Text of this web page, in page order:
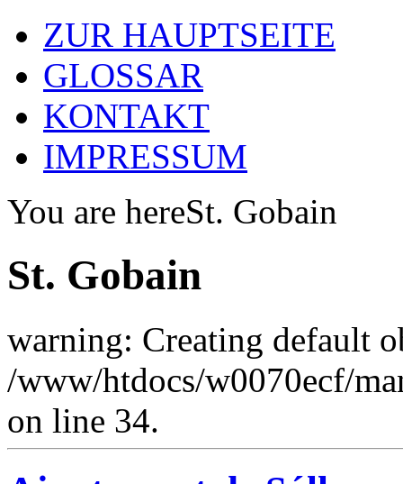
ZUR HAUPTSEITE
GLOSSAR
KONTAKT
IMPRESSUM
You are hereSt. Gobain
St. Gobain
warning: Creating default
/www/htdocs/w0070ecf/
on line 34.